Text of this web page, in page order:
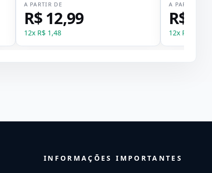
A PARTIR DE
R$ 12,99
12x R$ 1,48
A PARTIR DE
R$
12x R$
INFORMAÇÕES IMPORTANTES